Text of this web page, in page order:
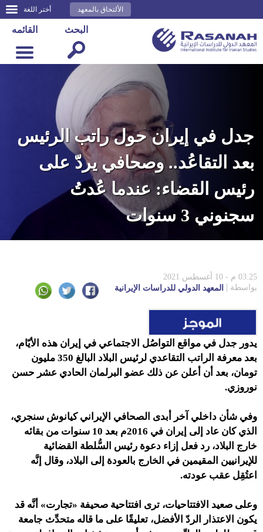
أختر اللغة الألتحاق بالمعهد
القائمه البحث
جدل في إيران حول راتب الرئيس
بعد التقاعُد.. وصحافي يردّ على
رئيس القضاء: عندما عُدتُ
سجنوني 3 سنوات
03:25 م - 10 أغسطس 2021
بواسطة
المعهد الدولي للدراسات الإيرانية
يدور جدل في مواقع التواصُل الاجتماعي في إيران هذه الأيّام،
بعد معرفة الراتب التقاعدي لرئيس البلاد البالغ 350 مليون
تومان، بعد أن أعلن عن ذلك عضو البرلمان الحادي عشر حسن
نوروزي.
وفي شأن داخلي آخر
أبدى الصحافي الإيراني كيانوش سنجري،
الذي كان عاد إلى إيران في 2016م بعد 10 سنوات من بقائه
خارج البلاد، رد فعل إزاء دعوة رئيس السُّلطة القضائية
للإيرانيين المقيمين في الخارج بالعودة إلى البلاد، وقال إنَّه
اعتُقِل عقب عودته.
وعلى صعيد الافتتاحيات، ترى افتتاحية صحيفة «تجارت» أنَّه قد
يكون الاعتذار الردّ الأفضل، تعليقًا على ما قاله متحدِّث جامعة